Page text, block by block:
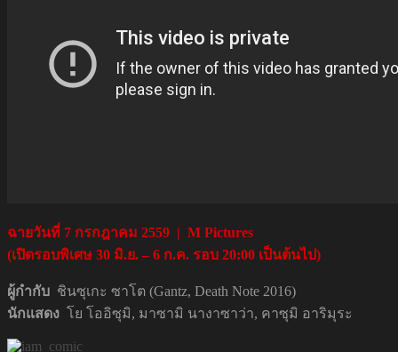
ฉายวันที่ 7 กรกฎาคม 2559 | M Pictures
(เปิดรอบพิเศษ 30 มิ.ย. – 6 ก.ค. รอบ 20:00 เป็นต้นไป)
ผู้กำกับ ชินซุเกะ ซาโต (Gantz, Death Note 2016)
นักแสดง โย โออิซุมิ, มาซามิ นางาซาว่า, คาซุมิ อาริมุระ